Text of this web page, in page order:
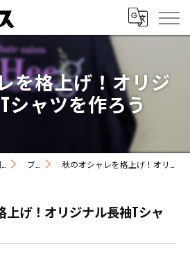
を格上げ！オリジ
シャツを作ろう
ブログ 秋のオシャレを格上げ！オリジナル長袖Tシャツを作ろう
上げ！オリジナル長袖Tシャ